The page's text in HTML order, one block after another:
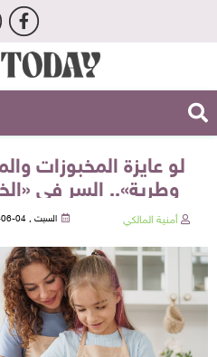
لو عايزة المخبوزات
وطرية».. السر في
أمنية المالكي السبت , 04-06-2022